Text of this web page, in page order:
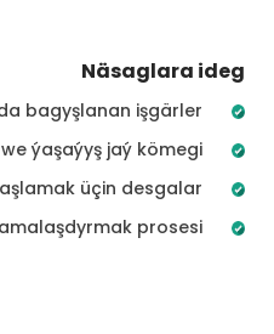
Näsaglara ideg
bagyşlanan işgärler
ýaşaýyş jaý kömegi
üçin desgalar
prosesi